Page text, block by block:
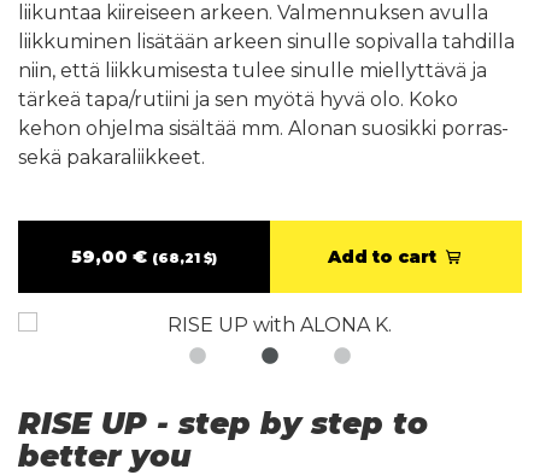
liikuntaa kiireiseen arkeen. Valmennuksen avulla
liikkuminen lisätään arkeen sinulle sopivalla tahdilla
niin, että liikkumisesta tulee sinulle miellyttävä ja
tärkeä tapa/rutiini ja sen myötä hyvä olo. Koko
kehon ohjelma sisältää mm. Alonan suosikki porras-
sekä pakaraliikkeet.
59,00 € (68,21 $) Add to cart
RISE UP - step by step to
better you